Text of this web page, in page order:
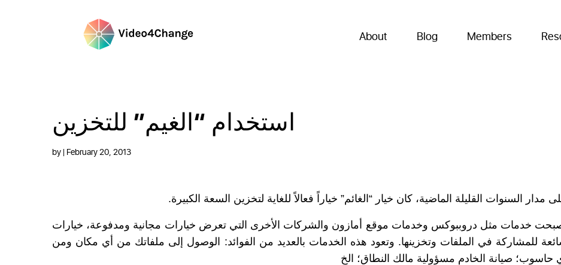
About Blog Members
استخدام “الغيم” للتخزين
by| February 20, 2013
مدار السنوات القليلة الماضية، كان خيار “الغائم” خياراً فعالاً للغاية لتخزين السعة الكبيرة.
خدمات مثل دروببوكس وخدمات موقع أمازون والشركات الأخرى التي تعرض خيارات مجانية ومدفوعة، خيارات
للمشاركة في الملفات وتخزينها. وتعود هذه الخدمات بالعديد من الفوائد:
الوصول إلى ملفاتك من أي مكان ومن
حاسوب؛ صيانة الخادم مسؤولية مالك النطاق؛ الخ